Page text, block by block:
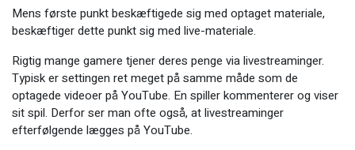
Mens første punkt beskæftigede sig med optaget materiale,
beskæftiger dette punkt sig med live-materiale.
Rigtig mange gamere tjener deres penge via livestreaminger.
Typisk er settingen ret meget på samme måde som de
optagede videoer på YouTube. En spiller kommenterer og viser
sit spil. Derfor ser man ofte også, at livestreaminger
efterfølgende lægges på YouTube.